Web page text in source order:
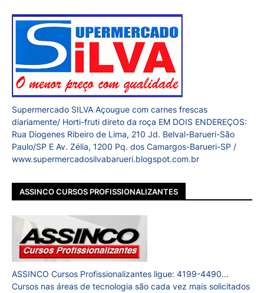
Supermercado SILVA Açougue com carnes frescas
diariamente/ Horti-fruti direto da roça EM DOIS ENDEREÇOS:
Rua Diogenes Ribeiro de Lima, 210 Jd. Belval-Barueri-São
Paulo/SP E Av. Zélia, 1200 Pq. dos Camargos-Barueri-SP /
www.supermercadosilvabarueri.blogspot.com.br
ASSINCO CURSOS PROFISSIONALIZANTES
ASSINCO Cursos Profissionalizantes ligue: 4199-4490...
Cursos nas áreas de tecnologia são cada vez mais solicitados